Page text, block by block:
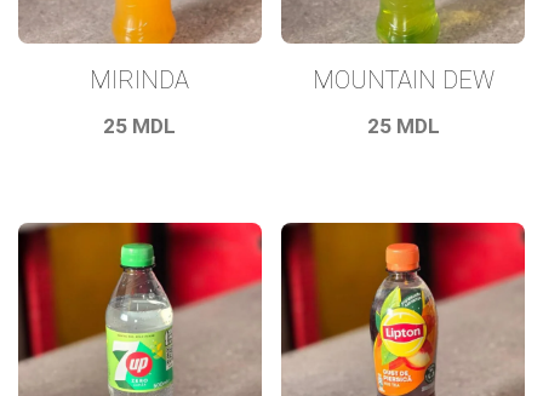
MIRINDA
25 MDL
MOUNTAIN DEW
25 MDL